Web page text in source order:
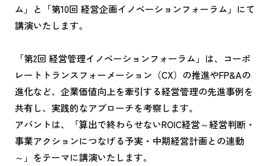
ム」と「第10回 経営企画イノベーションフォーラム」にて
講演いたします。
「第2回 経営管理イノベーションフォーラム」は、コーポ
レートトランスフォーメーション（CX）の推進やFP&Aの
進化など、企業価値向上を牽引する経営管理の先進事例を
共有し、実践的なアプローチを考察します。
アバントは、「算出で終わらせないROIC経営～経営判断・
事業アクションにつなげる予実・中期経営計画との連動
～」をテーマに講演いたします。